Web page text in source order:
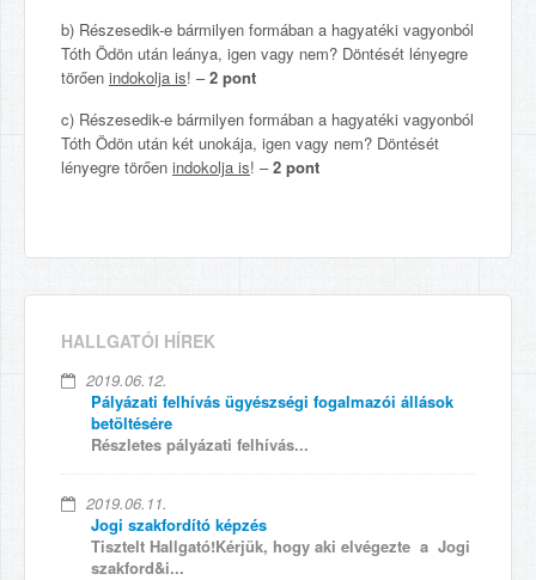
b) Részesedik-e bármilyen formában a hagyatéki vagyonból
Tóth Ödön után leánya, igen vagy nem? Döntését lényegre
törően indokolja is! –2 pont
c) Részesedik-e bármilyen formában a hagyatéki vagyonból
Tóth Ödön után két unokája, igen vagy nem? Döntését
lényegre törően indokolja is! –2 pont
HALLGATÓI HÍREK
2019.06.12.
Pályázati felhívás ügyészségi fogalmazói állások
betöltésére
Részletes pályázati felhívás...
2019.06.11.
Jogi szakfordító képzés
Tisztelt Hallgató!Kérjük, hogy aki elvégezte a Jogi
szakford&i...